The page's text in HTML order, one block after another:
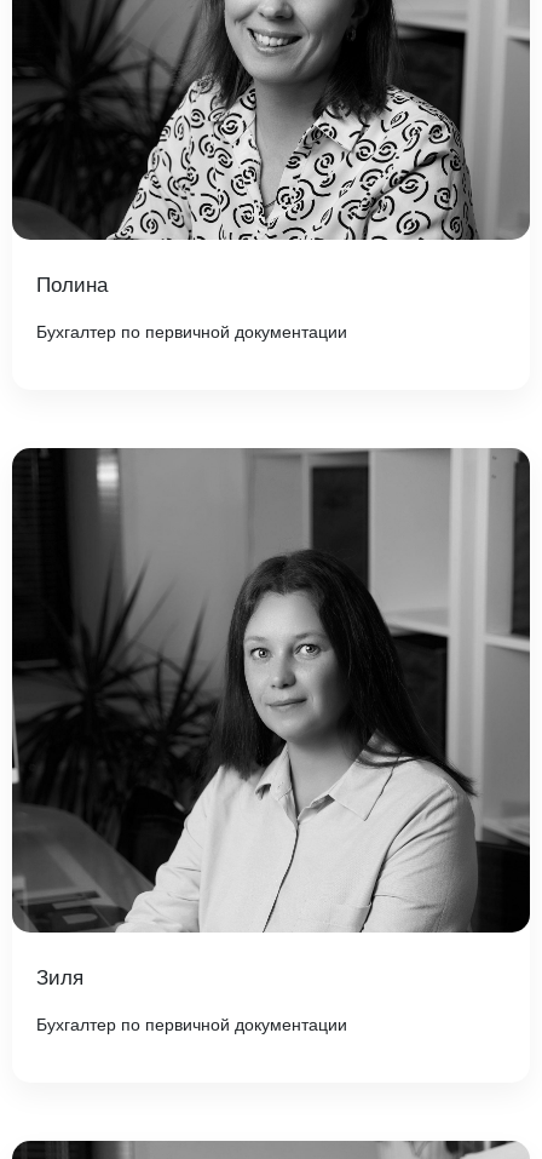
Полина
Бухгалтер по первичной документации
Зиля
Бухгалтер по первичной документации